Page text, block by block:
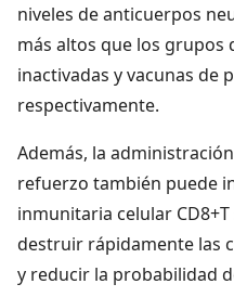
niveles de anticuerpos
más altos que los grupos
inactivadas y vacunas de
respectivamente.
Además, la
refuerzo también puede
inmunitaria celular
destruir rápidamente las
y reducir la probabilidad